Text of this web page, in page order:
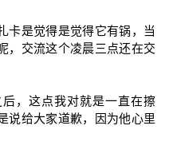
卡是觉得是觉得它有锅，当
，交流这个凌晨三点还在交
，这点我对就是一直在擦
说给大家道歉，因为他心里